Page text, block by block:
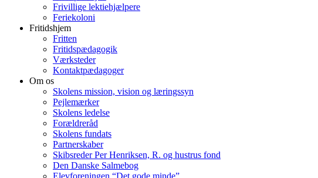
Frivillige lektiehjælpere
Feriekoloni
Fritidshjem
Fritten
Fritidspædagogik
Værksteder
Kontaktpædagoger
Om os
Skolens mission, vision og læringssyn
Pejlemærker
Skolens ledelse
Forældreråd
Skolens fundats
Partnerskaber
Skibsreder Per Henriksen, R. og hustrus fond
Den Danske Salmebog
Elevforeningen “Det gode minde”